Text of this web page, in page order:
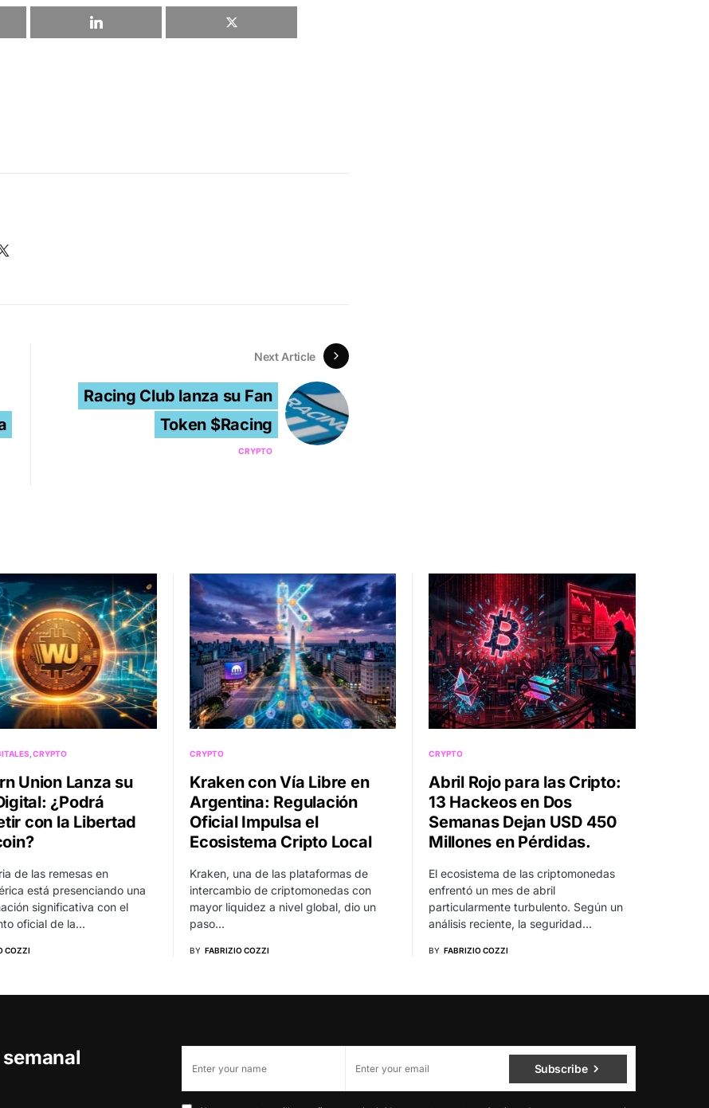
Next Article
Racing Club lanza su Fan
Token $Racing
CRYPTO
CRYPTO
Union Lanza su
¿Podrá
con la Libertad
de las remesas en
está presenciando una
significativa con el
oficial de la…
COZZI
CRYPTO
Kraken con Vía Libre en
Argentina: Regulación
Oficial Impulsa el
Ecosistema Cripto Local
Kraken, una de las plataformas de
intercambio de criptomonedas con
mayor liquidez a nivel global, dio un
paso…
BY FABRIZIO COZZI
CRYPTO
Abril Rojo para las Cripto:
13 Hackeos en Dos
Semanas Dejan USD 450
Millones en Pérdidas.
El ecosistema de las criptomonedas
enfrentó un mes de abril
particularmente turbulento. Según un
análisis reciente, la seguridad…
BY FABRIZIO COZZI
Subscribe